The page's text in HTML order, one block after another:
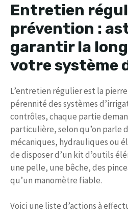
Entretien
prévention :
garantir la
votre système
L’entretien régulier est la
pérennité des systèmes
contrôles, chaque partie
particulière, selon qu’on parle
mécaniques, hydrauliques ou
de disposer d’un kit d’outils
une pelle, une bêche, des
qu’un manomètre fiable.
Voici une liste d’actions à